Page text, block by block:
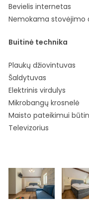
Bevielis internetas
Nemokama stovėjimo
Buitinė technika
Plaukų džiovintuvas
Šaldytuvas
Elektrinis virdulys
Mikrobangų krosnelė
Maisto pateikimui
Televizorius